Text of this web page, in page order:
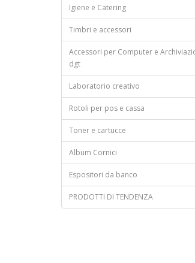
Igiene e Catering
Timbri e accessori
Accessori per Computer e
dgt
Laboratorio creativo
Rotoli per pos e cassa
Toner e cartucce
Album Cornici
Espositori da banco
PRODOTTI DI TENDENZA